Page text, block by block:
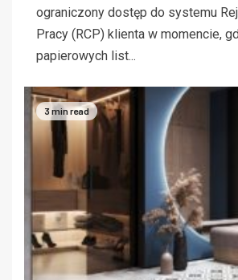
ograniczony dostęp do systemu
Pracy (RCP) klienta w momencie,
papierowych list...
3 min read